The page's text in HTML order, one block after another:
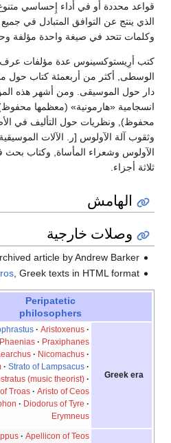
قواعد محددة أو في أداء إِحساسي
الذي ينتج عن التوافق المتبادل في
وكلمات تتحد في صيغة واحدة مؤلفة
كتب أرِيستوكسينوس عدة مؤلفات عرف
الوسطى, أكثر من أربعمئة كتاب حول
دار حول الموسيقى. ومن أشهر هذه
انسجامية «هارمونية» (معظمها
محفوظ), ونظريات حول التأليف في
وثقوب آلة الآولوس [ر. الآلات
الآولوس وشعراء المأساة, وكتاب بحث
ثلاثة أجزاء.
الهامش
وصلات خارجية
article by Andrew Barker
, Greek texts in HTML format
Peripatetic
philosophers
Greek era
Aristoxenus
Phaenias
Praxiphanes
Nicomachus
Strato of Lampsacus
(music theorist)
Troas
Aristo of Ceos
Diodorus of Tyre
Erymneus
Apellicon of Teos